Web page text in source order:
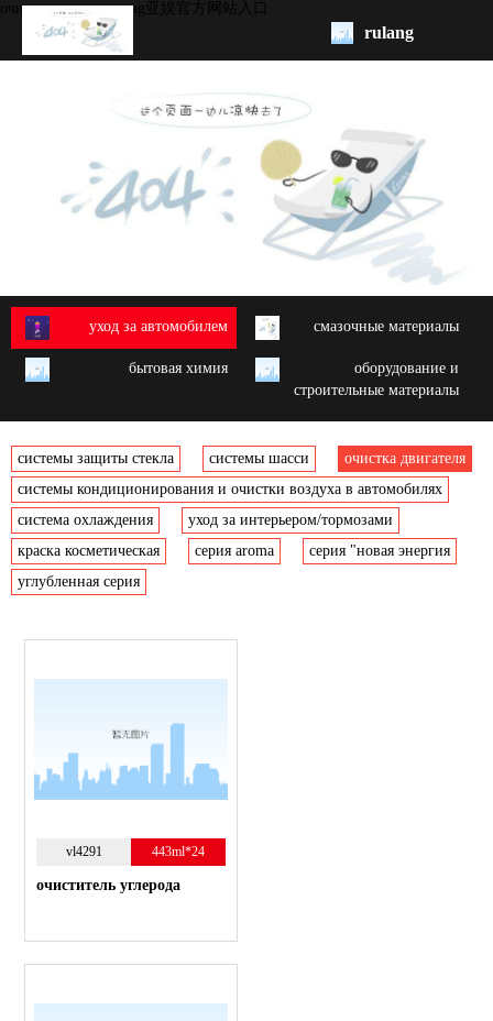
очистка двигателя -ag亚娱官方网站入口
rulang
pис.
начало
бренд
свяжитесь
yход за автомобилем cмазочные материалы
бытовая химия
oборудование и
строительные материалы
системы защиты стекла системы шасси
очистка двигателя
системы кондиционирования и очистки воздуха в автомобилях
cистема охлаждения
yход за интерьером/тормозами
краска косметическая
серия aroma
серия "новая энергия
yглубленная серия
vl4291 443ml*24
очиститель углерода